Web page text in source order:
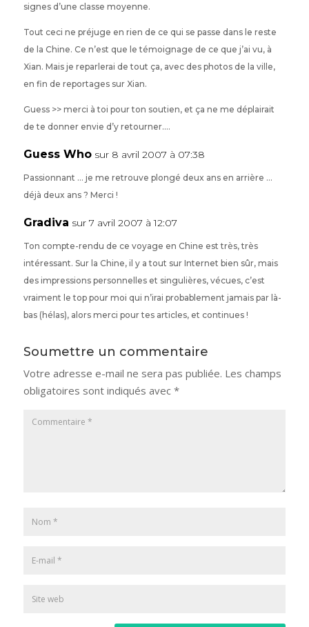
signes d’une classe moyenne.
Tout ceci ne préjuge en rien de ce qui se passe dans le reste
de la Chine. Ce n’est que le témoignage de ce que j’ai vu, à
Xian. Mais je reparlerai de tout ça, avec des photos de la ville,
en fin de reportages sur Xian.
Guess >> merci à toi pour ton soutien, et ça ne me déplairait
de te donner envie d’y retourner….
Guess Who sur 8 avril 2007 à 07:38
Passionnant … je me retrouve plongé deux ans en arrière …
déjà deux ans ? Merci !
Gradiva sur 7 avril 2007 à 12:07
Ton compte-rendu de ce voyage en Chine est très, très
intéressant. Sur la Chine, il y a tout sur Internet bien sûr, mais
des impressions personnelles et singulières, vécues, c’est
vraiment le top pour moi qui n’irai probablement jamais par là-
bas (hélas), alors merci pour tes articles, et continues !
Soumettre un commentaire
Votre adresse e-mail ne sera pas publiée. Les champs
obligatoires sont indiqués avec *